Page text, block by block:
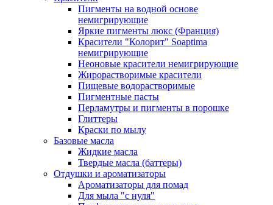
Пигменты на водной основе
немигрирующие
Яркие пигменты люкс (Франция)
Красители "Колорит" Soaptima
немигрирующие
Неоновые красители немигрирующие
Жирорастворимые красители
Пищевые водорастворимые
Пигментные пасты
Перламутры и пигменты в порошке
Глиттеры
Краски по мылу
Базовые масла
Жидкие масла
Твердые масла (баттеры)
Отдушки и ароматизаторы
Ароматизаторы для помад
Для мыла "с нуля"